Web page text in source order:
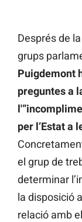
Després de
grups
Puigdemont
preguntes a
per l’Estat a
el grup de
determinar
la disposició
relació amb